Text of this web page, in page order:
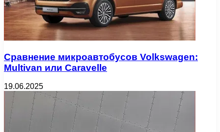
Сравнение микроавтобусов Volkswagen:
Multivan или Caravelle
19.06.2025